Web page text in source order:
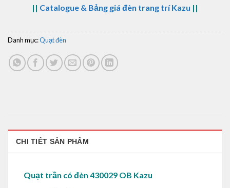
|| Catalogue & Bảng giá đèn trang trí Kazu ||
Danh mục:Quạt đèn
CHI TIẾT SẢN PHẨM
Quạt trần có đèn 430029 OB Kazu